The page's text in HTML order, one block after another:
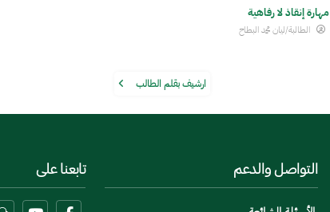
مهارة إنقاذ لا رفاهية
الطالبة/ليان محمد البطاح
ارشيف بقلم الطالب
التواصل والدعم تابعنا على